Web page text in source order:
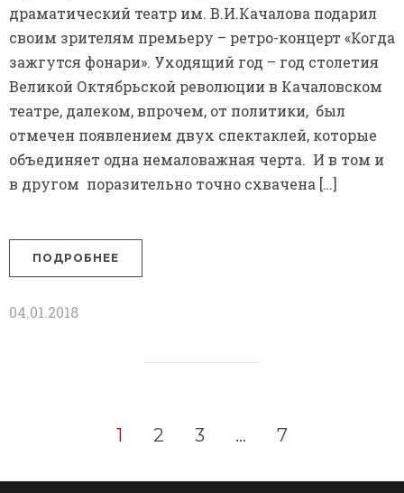
драматический театр им. В.И.Качалова подарил
своим зрителям премьеру – ретро-концерт «Когда
зажгутся фонари». Уходящий год – год столетия
Великой Октябрьской революции в Качаловском
театре, далеком, впрочем, от политики, был
отмечен появлением двух спектаклей, которые
объединяет одна немаловажная черта. И в том и
в другом поразительно точно схвачена […]
ПОДРОБНЕЕ
04.01.2018
1 2 3 … 7